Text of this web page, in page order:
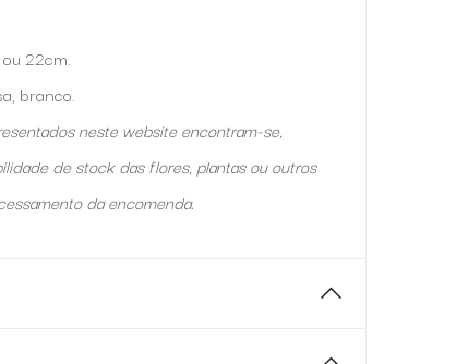
22cm.
branco.
neste website encontram-se,
de stock das flores, plantas ou outros
da encomenda.